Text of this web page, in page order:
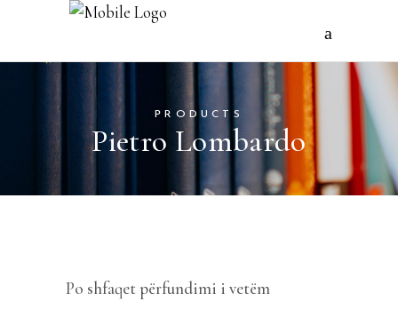
PRODUCTS
Pietro Lombardo
Po shfaqet përfundimi i vetëm